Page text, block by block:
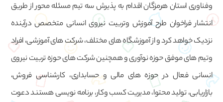
وفناوری استان هرمزگان اقدام به پذیرش سه تیم مسئله محور از طریق
انتشار فراخوان طرح آموزش وتربیت نیروی انسانی متخصص درآینده
نزدیک خواهد کرد و از آموزشگاه های مختلف، شرکت های آموزشی، افراد
وتیم های موفق حوزه نوآوری و همچنین شرکت های حوزه تربیت نیروی
انسانی فعال در حوزه های مالی و حسابداری، کارشناسی فروش،
بازاریابی، تولید محتوا، مدیریت کسب وکار، برنامه نویسی هستند دعوت